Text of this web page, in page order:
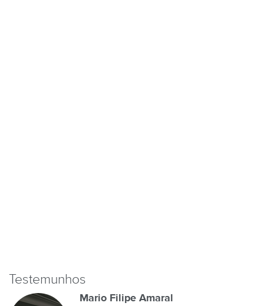
Testemunhos
Mario Filipe Amaral